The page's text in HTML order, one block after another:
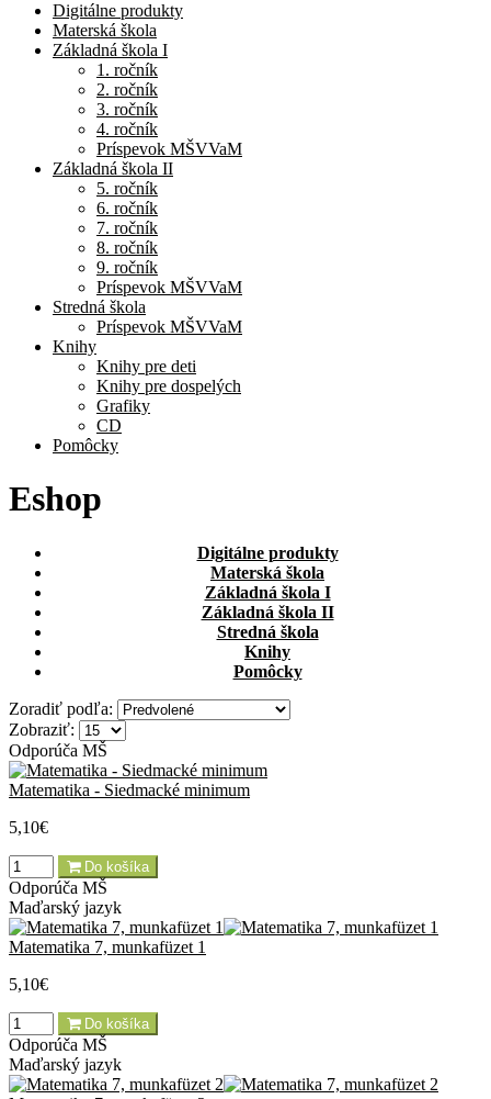
Digitálne produkty
Materská škola
Základná škola I
1. ročník
2. ročník
3. ročník
4. ročník
Príspevok MŠVVaM
Základná škola II
5. ročník
6. ročník
7. ročník
8. ročník
9. ročník
Príspevok MŠVVaM
Stredná škola
Príspevok MŠVVaM
Knihy
Knihy pre deti
Knihy pre dospelých
Grafiky
CD
Pomôcky
Eshop
Digitálne produkty
Materská škola
Základná škola I
Základná škola II
Stredná škola
Knihy
Pomôcky
Zoradiť podľa:
Zobraziť:
Odporúča MŠ
Matematika - Siedmacké minimum
5,10€
Do košíka
Odporúča MŠ
Maďarský jazyk
Matematika 7, munkafüzet 1
5,10€
Do košíka
Odporúča MŠ
Maďarský jazyk